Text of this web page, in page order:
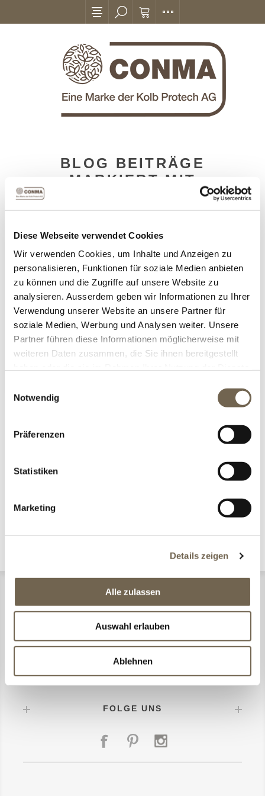
Diese Webseite verwendet Cookies
Wir verwenden Cookies, um Inhalte und Anzeigen zu
personalisieren, Funktionen für soziale Medien anbieten
zu können und die Zugriffe auf unsere Website zu
analysieren. Ausserdem geben wir Informationen zu Ihrer
Verwendung unserer Website an unsere Partner für
soziale Medien, Werbung und Analysen weiter. Unsere
Partner führen diese Informationen möglicherweise mit
weiteren Daten zusammen, die Sie ihnen bereitgestellt
Notwendig
Präferenzen
Statistiken
Marketing
Details zeigen
Alle zulassen
Auswahl erlauben
Ablehnen
BLOG BEITRÄGE
MARKIERT MIT
AUF EIN GUTES 2022
02
Jan
2022
Auf ein gutes 2022
Tags: frohes2022 , pizzaofen luigi4
KATEGORIEN
CONMA DESIGN
FOLGE UNS